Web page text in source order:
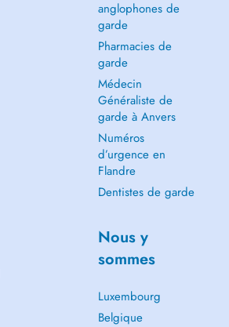
anglophones de
garde
Pharmacies de
garde
Médecin
Généraliste de
garde à Anvers
Numéros
d’urgence en
Flandre
Dentistes de garde
Nous y
sommes
Luxembourg
Belgique